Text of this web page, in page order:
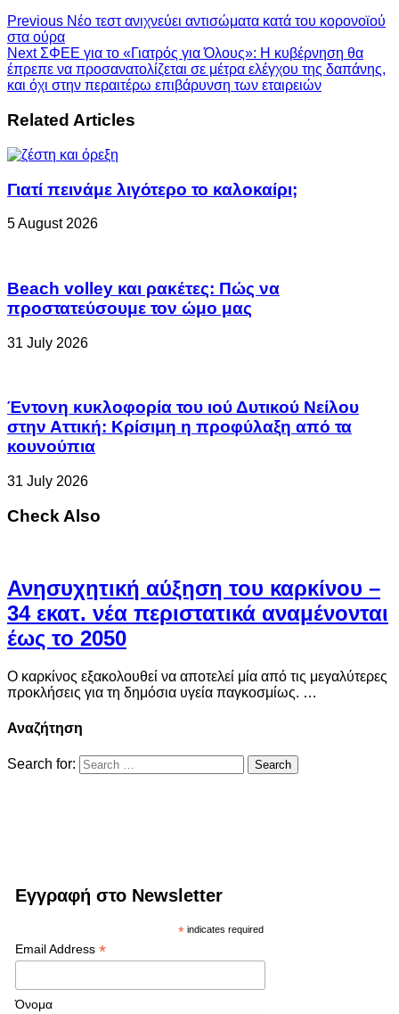
Previous Νέο τεστ ανιχνεύει αντισώματα κατά του κορονοϊού
στα ούρα
NextΣΦΕΕ για το «Γιατρός για Όλους»: Η κυβέρνηση θα
έπρεπε να προσανατολίζεται σε μέτρα ελέγχου της δαπάνης,
και όχι στην περαιτέρω επιβάρυνση των εταιρειών
Related Articles
Γιατί πεινάμε λιγότερο το καλοκαίρι;
5 August 2026
Beach volley και ρακέτες: Πώς να
προστατεύσουμε τον ώμο μας
31 July 2026
Έντονη κυκλοφορία του ιού Δυτικού Νείλου
στην Αττική: Κρίσιμη η προφύλαξη από τα
κουνούπια
31 July 2026
Check Also
Ανησυχητική αύξηση του καρκίνου –
34 εκατ. νέα περιστατικά αναμένονται
έως το 2050
Ο καρκίνος εξακολουθεί να αποτελεί μία από τις μεγαλύτερες
προκλήσεις για τη δημόσια υγεία παγκοσμίως. …
Αναζήτηση
Search for:
Εγγραφή στο Newsletter
* indicates required
Email Address *
Όνομα